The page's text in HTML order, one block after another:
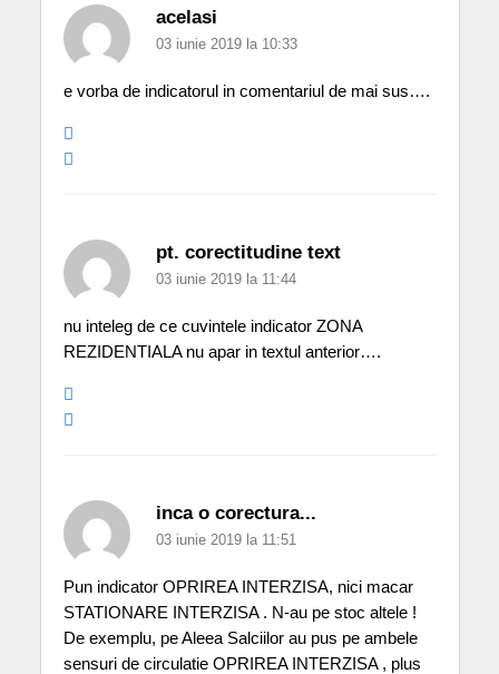
acelasi
03 iunie 2019 la 10:33
e vorba de indicatorul in comentariul de mai sus….
pt. corectitudine text
03 iunie 2019 la 11:44
nu inteleg de ce cuvintele indicator ZONA
REZIDENTIALA nu apar in textul anterior….
inca o corectura...
03 iunie 2019 la 11:51
Pun indicator OPRIREA INTERZISA, nici macar
STATIONARE INTERZISA . N-au pe stoc altele !
De exemplu, pe Aleea Salciilor au pus pe ambele
sensuri de circulatie OPRIREA INTERZISA , plus